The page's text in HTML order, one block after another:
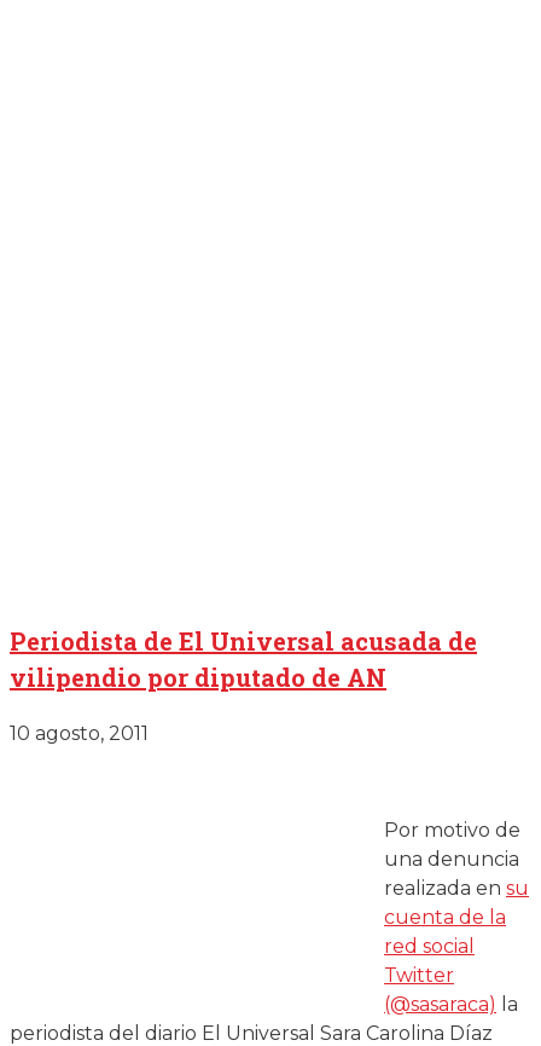
Periodista de El Universal acusada de
vilipendio por diputado de AN
10 agosto, 2011
Por motivo de
una denuncia
realizada en su
cuenta de la
red social
Twitter
(@sasaraca) la
periodista del diario El Universal Sara Carolina Díaz